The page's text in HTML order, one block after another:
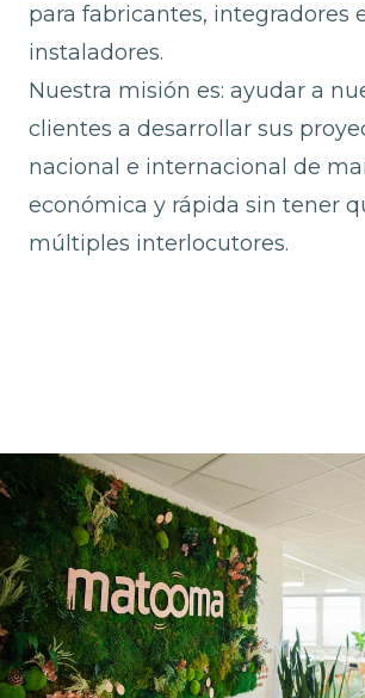
para fabricantes, integradores
instaladores.
Nuestra misión es: ayudar a
clientes a desarrollar sus
nacional e internacional de
económica y rápida sin tener
múltiples interlocutores.